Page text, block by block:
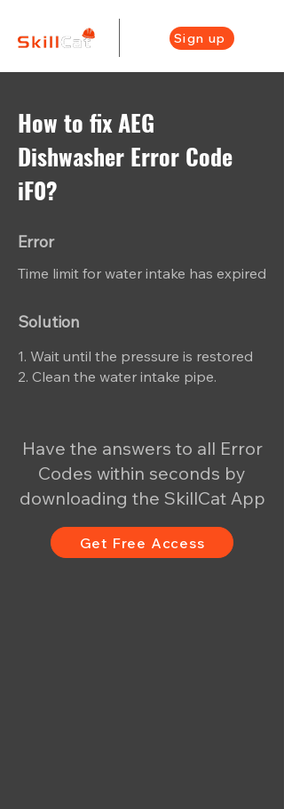
Sign up
How to fix AEG
Dishwasher Error Code
iF0?
Error
Time limit for water intake has expired
Solution
1. Wait until the pressure is restored
2. Clean the water intake pipe.
Have the answers to all Error
Codes within seconds by
downloading the SkillCat App
Get Free Access